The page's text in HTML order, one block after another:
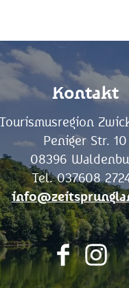
Kontakt
Tourismusregion
Peniger Str. 10
08396
Tel. 037608
F
a
I
n